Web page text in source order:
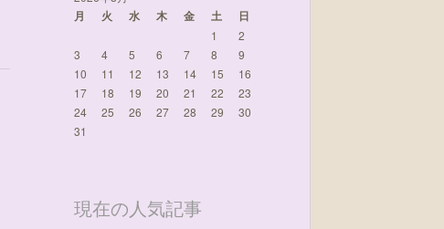
月 火 水 木 金 土 日
1
2
3
4 5 6 7 8
9
10
11 12 13 14 15
16
17
18 19 20 21 22
23
24
25 26 27 28 29
30
31
現在の人気記事